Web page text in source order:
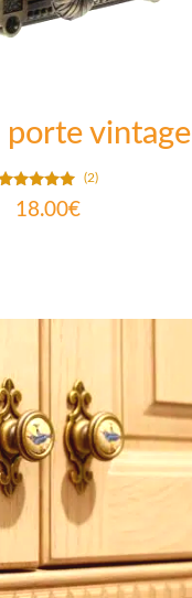
porte vintage
Note
5.00
(2)
18.00€